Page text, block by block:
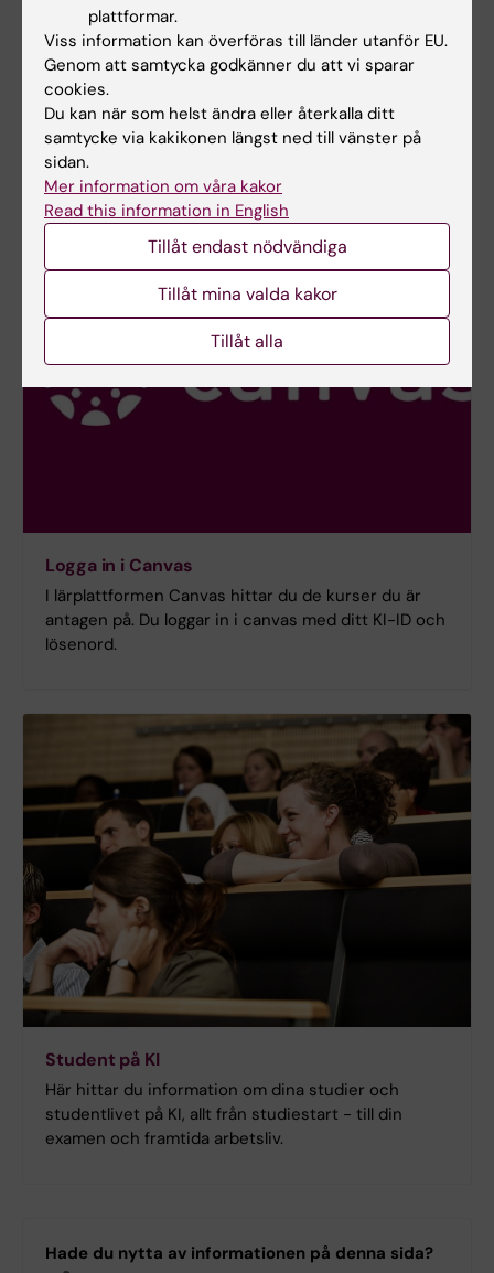
Telefon:
+46852480002
E-post:
inger.kull@ki.se
Student på KI
Logga in i Canvas
I lärplattformen Canvas hittar du de kurser du är
antagen på. Du loggar in i canvas med ditt KI-ID och
lösenord.
Student på KI
Här hittar du information om dina studier och
studentlivet på KI, allt från studiestart - till din
examen och framtida arbetsliv.
Hade du nytta av informationen på denna sida?
plattformar.
Viss information kan överföras till länder utanför EU.
Genom att samtycka godkänner du att vi sparar
cookies.
Du kan när som helst ändra eller återkalla ditt
samtycke via kakikonen längst ned till vänster på
sidan.
Mer information om våra kakor
Read this information in English
Tillåt endast nödvändiga
Tillåt mina valda kakor
Tillåt alla